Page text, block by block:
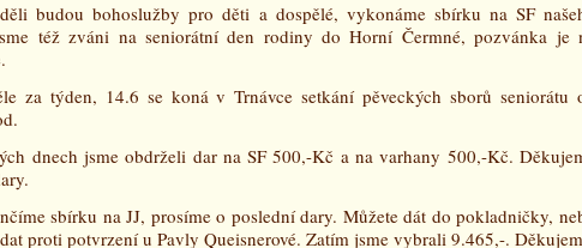
budou bohoslužby pro děti a dospělé, vykonáme sbírku na SF
též zváni na seniorátní den rodiny do Horní Čermné, pozvánka je
za týden, 14.6 se koná v Trnávce setkání pěveckých sborů seniorátu
dnech jsme obdrželi dar na SF 500,-Kč a na varhany 500,-Kč.
sbírku na JJ, prosíme o poslední dary. Můžete dát do pokladničky,
proti potvrzení u Pavly Queisnerové. Zatím jsme vybrali 9.465,-.